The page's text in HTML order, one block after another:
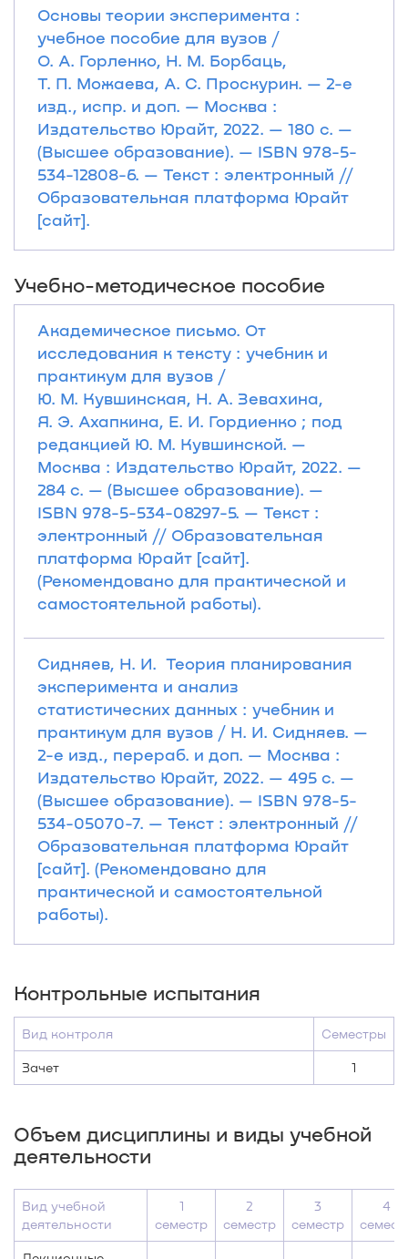
Основы теории эксперимента :
учебное пособие для вузов /
О. А. Горленко, Н. М. Борбаць,
Т. П. Можаева, А. С. Проскурин. — 2-е
изд., испр. и доп. — Москва :
Издательство Юрайт, 2022. — 180 с. —
(Высшее образование). — ISBN 978-5-
534-12808-6. — Текст : электронный //
Образовательная платформа Юрайт
[сайт].
Учебно-методическое пособие
Академическое письмо. От
исследования к тексту : учебник и
практикум для вузов /
Ю. М. Кувшинская, Н. А. Зевахина,
Я. Э. Ахапкина, Е. И. Гордиенко ; под
редакцией Ю. М. Кувшинской. —
Москва : Издательство Юрайт, 2022. —
284 с. — (Высшее образование). —
ISBN 978-5-534-08297-5. — Текст :
электронный // Образовательная
платформа Юрайт [сайт].
(Рекомендовано для практической и
самостоятельной работы).
Сидняев, Н. И. Теория планирования
эксперимента и анализ
статистических данных : учебник и
практикум для вузов / Н. И. Сидняев. —
2-е изд., перераб. и доп. — Москва :
Издательство Юрайт, 2022. — 495 с. —
(Высшее образование). — ISBN 978-5-
534-05070-7. — Текст : электронный //
Образовательная платформа Юрайт
[сайт]. (Рекомендовано для
практической и самостоятельной
работы).
Контрольные испытания
Вид контроля Семестры
Зачет 1
Объем дисциплины и виды учебной
деятельности
Вид учебной
деятельности
1
семестр
2
семестр
3
семестр
4